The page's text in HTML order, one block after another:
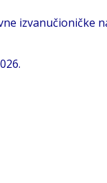
izvanučioničke